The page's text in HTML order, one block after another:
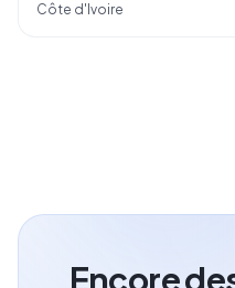
Côte d'Ivoire
Encore